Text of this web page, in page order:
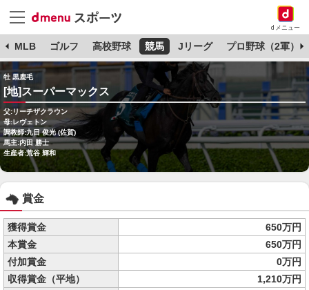
dメニュー
MLB ゴルフ 高校野球 競馬 Jリーグ プロ野球（2軍）
牡 黒鹿毛
[地]スーパーマックス
父:リーチザクラウン
母:レヴェトン
調教師:九日 俊光 (佐賀)
馬主:内田 勝士
生産者:荒谷 輝和
賞金
獲得賞金
650万円
本賞金
650万円
付加賞金
0万円
収得賞金（平地）
1,210万円